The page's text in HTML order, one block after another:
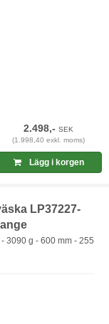
2.498,-SEK
(1.998,40 exkl. moms)
Lägg i korgen
LP37227-
3090 g - 600 mm - 255